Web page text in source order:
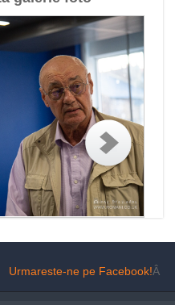
Urmareste-ne pe Facebook!Â